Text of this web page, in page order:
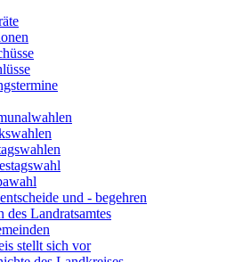
und - begehren
des Landratsamtes
stellt sich vor